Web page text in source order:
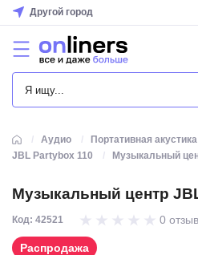
Другой город
КАТАЛОГ
Аудио Портативная акустика
JBL Partybox 110
Музыкальный
Музыкальный центр
Код: 42521 0
Распродажа